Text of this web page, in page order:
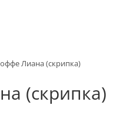
Лиана (скрипка)
(скрипка)